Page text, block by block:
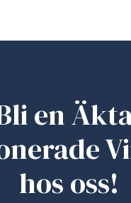
en
hos oss!